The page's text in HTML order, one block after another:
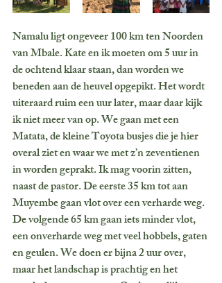
Namalu ligt ongeveer 100 km ten Noorden
van Mbale. Kate en ik moeten om 5 uur in
de ochtend klaar staan, dan worden we
beneden aan de heuvel opgepikt. Het wordt
uiteraard ruim een uur later, maar daar kijk
ik niet meer van op. We gaan met een
Matata, de kleine Toyota busjes die je hier
overal ziet en waar we met z’n zeventienen
in worden geprakt. Ik mag voorin zitten,
naast de pastor. De eerste 35 km tot aan
Muyembe gaan vlot over een verharde weg.
De volgende 65 km gaan iets minder vlot,
een onverharde weg met veel hobbels, gaten
en geulen. We doen er bijna 2 uur over,
maar het landschap is prachtig en het